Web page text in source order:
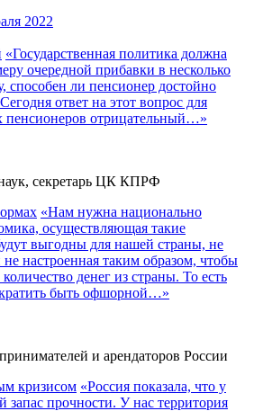
2022
«Государственная политика должна
очередной прибавки в несколько
способен ли пенсионер достойно
ответ на этот вопрос для
пенсионеров отрицательный…»
секретарь ЦК КПРФ
«Нам нужна национально
осуществляющая такие
выгодны для нашей страны, не
настроенная таким образом, чтобы
денег из страны. То есть
быть офшорной…»
и арендаторов России
кризисом «Россия показала, что у
запас прочности. У нас территория